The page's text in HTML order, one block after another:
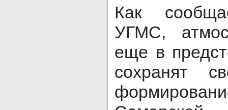
Как
УГМС,
еще в
сохранят